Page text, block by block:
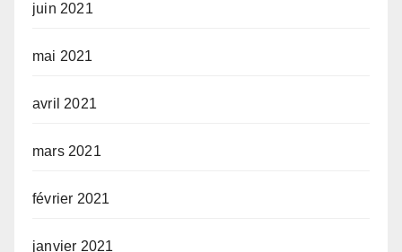
juin 2021
mai 2021
avril 2021
mars 2021
février 2021
janvier 2021